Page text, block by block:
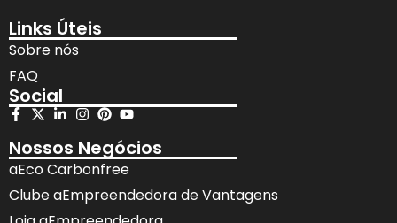
Links Úteis
Sobre nós
FAQ
Social
Nossos Negócios
aEco Carbonfree
Clube aEmpreendedora de Vantagens